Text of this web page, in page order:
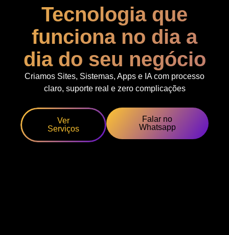
Tecnologia que
funciona no dia a
dia do seu negócio
Criamos Sites, Sistemas, Apps e IA com processo
claro, suporte real e zero complicações
Ver
Serviços
Falar no
Whatsapp